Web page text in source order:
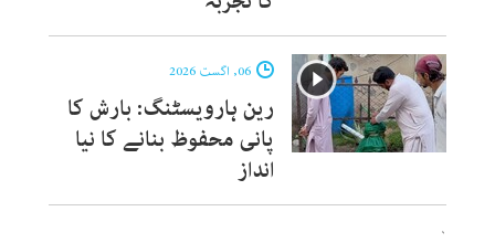
06, اگست 2026
رین ہارویسٹنگ: بارش کا
پانی محفوظ بنانے کا نیا
انداز
`